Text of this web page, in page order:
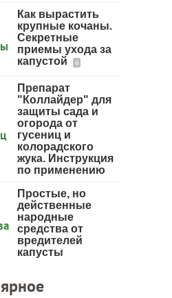
Как вырастить
крупные кочаны.
Секретные
приемы ухода за
капустой
6
Препарат
"Коллайдер" для
защиты сада и
огорода от
гусениц и
колорадского
жука. Инструкция
по применению
Простые, но
действенные
народные
средства от
вредителей
капусты